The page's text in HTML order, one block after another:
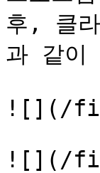
후, 클
과 같이
![](/
![](/